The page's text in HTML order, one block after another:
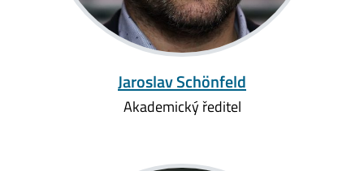
Jaroslav Schönfeld
Akademický ředitel